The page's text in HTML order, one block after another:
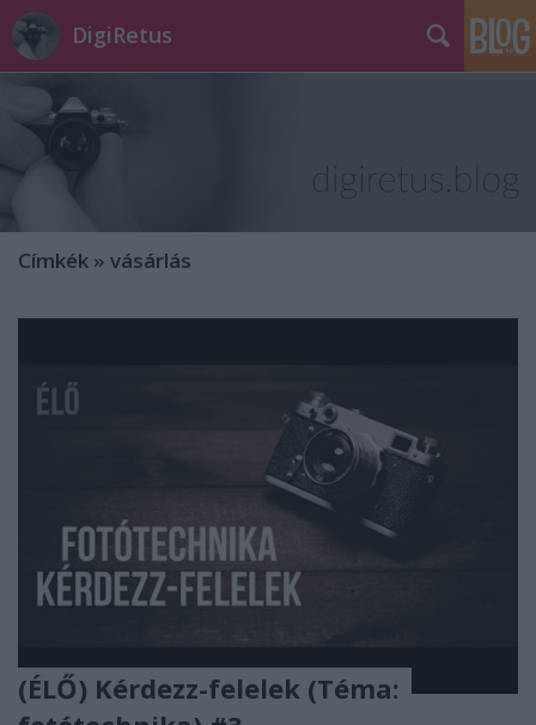
DigiRetus
Címkék » vásárlás
(ÉLŐ) Kérdezz-felelek (Téma: